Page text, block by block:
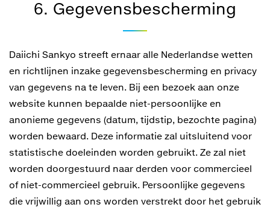
6. Gegevensbescherming
Daiichi Sankyo streeft ernaar alle Nederlandse wetten
en richtlijnen inzake gegevensbescherming en privacy
van gegevens na te leven. Bij een bezoek aan onze
website kunnen bepaalde niet-persoonlijke en
anonieme gegevens (datum, tijdstip, bezochte pagina)
worden bewaard. Deze informatie zal uitsluitend voor
statistische doeleinden worden gebruikt. Ze zal niet
worden doorgestuurd naar derden voor commercieel
of niet-commercieel gebruik. Persoonlijke gegevens
die vrijwillig aan ons worden verstrekt door het gebruik